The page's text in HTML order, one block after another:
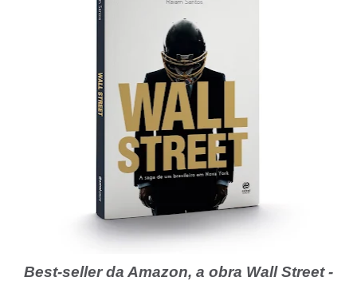
Best-seller da Amazon, a obra Wall Street -